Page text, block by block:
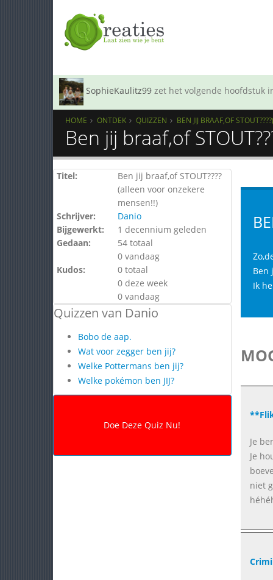
SophieKaulitz99 zet het volgende hoofdstuk
HOME ONTDEK QUIZZEN BEN JIJ BRAAF,OF
Ben jij braaf,of
Titel:
Ben jij braaf,of STOUT????
(alleen voor onzekere
mensen!!)
Schrijver:
Danio
Bijgewerkt:
1 decennium geleden
Gedaan:
54 totaal
0 vandaag
Kudos:
0 totaal
0 deze week
0 vandaag
Quizzen van Danio
Bobo de aap.
Wat voor zegger ben jij?
Welke Pottermans ben jij?
Welke pokémon ben JIJ?
Ben
Ik
Je
Je
niet